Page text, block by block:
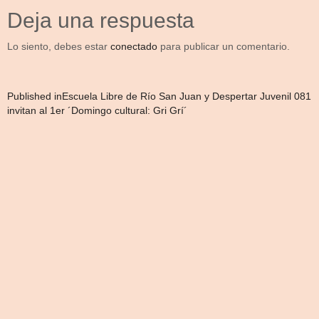
Deja una respuesta
Lo siento, debes estar conectado para publicar un comentario.
Navegación
Published inEscuela Libre de Río San Juan y Despertar Juvenil 081
invitan al 1er ´Domingo cultural: Gri Grí´